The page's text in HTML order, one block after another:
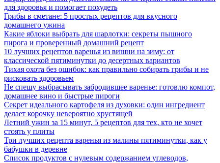
для здоровья и помогает похудеть
Грибы в сметане: 5 простых рецептов для вкусного
домашнего ужина
Какие яблоки выбрать для шарлотки: секреты пышного
пирога и проверенный домашний рецепт
10 лучших рецептов варенья из вишни на зиму: от
классической пятиминутки до десертных вариантов
Тихая охота без ошибок: как правильно собирать грибы и не
рисковать здоровьем
Не спешу выбрасывать забродившее варенье: готовлю компот,
домашнее вино и быстрые пироги
Секрет идеального картофеля из духовки: один ингредиент
делает корочку невероятно хрустящей
Летний ужин за 15 минут, 5 рецептов для тех, кто не хочет
стоять у плиты
Три лучших рецепта варенья из малины пятиминутки, как у
бабушки в деревне
Список продуктов с нулевым содержанием углеводов,